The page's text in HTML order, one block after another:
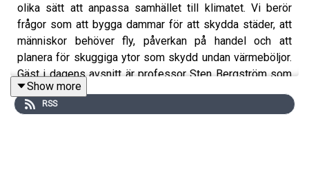
olika sätt att anpassa samhället till klimatet. Vi berör
frågor som att bygga dammar för att skydda städer, att
människor behöver fly, påverkan på handel och att
planera för skuggiga ytor som skydd undan värmeböljor.
Gäst i dagens avsnitt är professor Sten Bergström som
berättar om några av Sveriges tidigaste
klimatanpassningsåtgärder: där man med hjärtat i
Show more
RSS